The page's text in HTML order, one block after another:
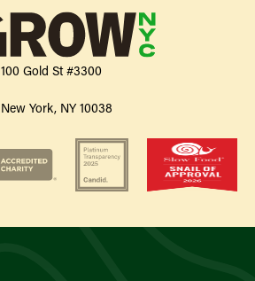
100 Gold St #3300
New York, NY 10038